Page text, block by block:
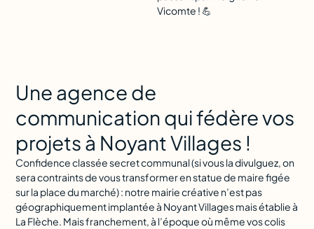
Vicomte ! 💪
Une agence de
communication qui fédère vos
projets à Noyant Villages !
Confidence classée secret communal (si vous la divulguez, on
sera contraints de vous transformer en statue de maire figée
sur la place du marché) : notre mairie créative n’est pas
géographiquement implantée à Noyant Villages mais établie à
La Flèche. Mais franchement, à l’époque où même vos colis